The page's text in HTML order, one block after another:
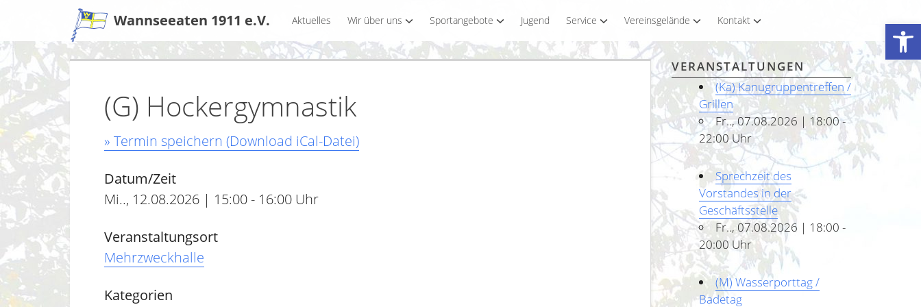
Werkzeugleiste öffnen
Wannseeaten 1911 e.V. Aktuelles Wir über uns Sportangebote Jugend Service Vereinsgelände Kontakt
(G) Hockergymnastik
» Termin speichern (Download iCal-Datei)
Datum/Zeit
Mi.., 12.08.2026 | 15:00 - 16:00 Uhr
Veranstaltungsort
Mehrzweckhalle
Kategorien
VERANSTALTUNGEN
(Ka) Kanugruppentreffen /
Grillen
Fr.., 07.08.2026 | 18:00 -
22:00 Uhr
Sprechzeit des
Vorstandes in der
Geschäftsstelle
Fr.., 07.08.2026 | 18:00 -
20:00 Uhr
(M) Wasserporttag /
Badetag